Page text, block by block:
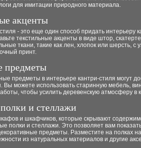
для имитации природного материала.
акценты
- это еще один способ придать интерьеру
текстильные акценты в виде штор,
ткани, такие как лен, хлопок или шерсть, с
принт.
предметы
предметы в интерьере кантри-стиля могут
можете использовать старинную мебель,
чтобы усилить деревенскую атмосферу в
и стеллажи
и шкафчиков, которые скрывают
полки и стеллажи. Это позволяет вам
предметы. Разместите на полках
из натуральных материалов и другие